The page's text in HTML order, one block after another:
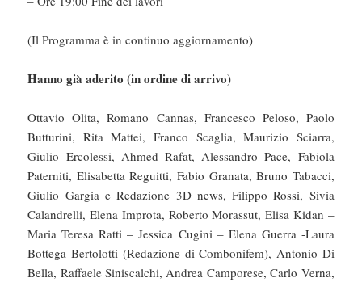
(Il Programma è in continuo aggiornamento)
Hanno già aderito (in ordine di arrivo)
Ottavio Olita, Romano Cannas, Francesco Peloso, Paolo
Butturini, Rita Mattei, Franco Scaglia, Maurizio Sciarra,
Giulio Ercolessi, Ahmed Rafat, Alessandro Pace, Fabiola
Paterniti, Elisabetta Reguitti, Fabio Granata, Bruno Tabacci,
Giulio Gargia e Redazione 3D news, Filippo Rossi, Sivia
Calandrelli, Elena Improta, Roberto Morassut, Elisa Kidan –
Maria Teresa Ratti – Jessica Cugini – Elena Guerra -Laura
Bottega Bertolotti (Redazione di Combonifem), Antonio Di
Bella, Raffaele Siniscalchi, Andrea Camporese, Carlo Verna,